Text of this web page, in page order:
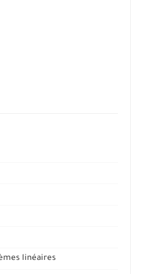
linéaires